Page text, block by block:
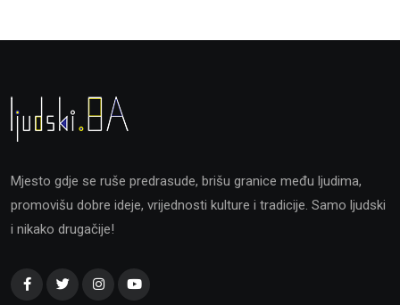
Mjesto gdje se ruše predrasude, brišu granice među ljudima,
promovišu dobre ideje, vrijednosti kulture i tradicije. Samo ljudski
i nikako drugačije!